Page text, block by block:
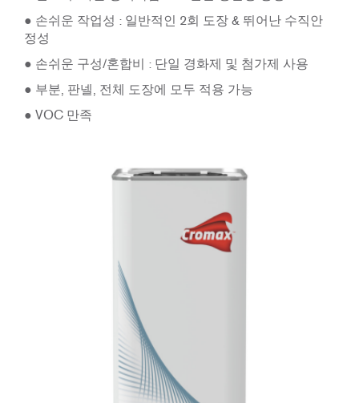
● 손쉬운 작업성 : 일반적인 2회 도장 & 뛰어난 수직안
정성
● 손쉬운 구성/혼합비 : 단일 경화제 및 첨가제 사용
● 부분, 판넬, 전체 도장에 모두 적용 가능
● VOC 만족